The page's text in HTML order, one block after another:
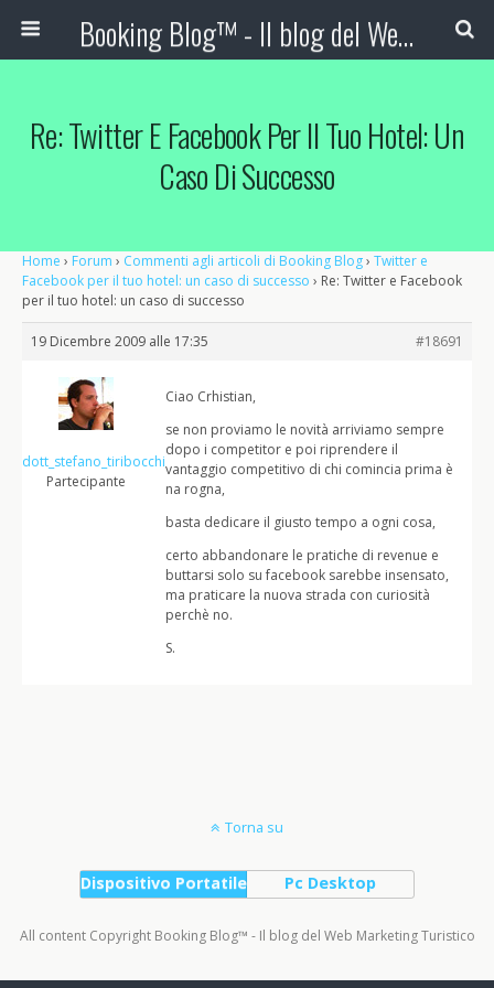
Booking Blog™ - Il blog del Web Marketing Turistico
Re: Twitter E Facebook Per Il Tuo Hotel: Un
Caso Di Successo
Home › Forum › Commenti agli articoli di Booking Blog› Twitter e
Facebook per il tuo hotel: un caso di successo › Re: Twitter e Facebook
per il tuo hotel: un caso di successo
19 Dicembre 2009 alle 17:35 #18691
dott_stefano_tiribocchi
Partecipante
Ciao Crhistian,
se non proviamo le novità arriviamo sempre
dopo i competitor e poi riprendere il
vantaggio competitivo di chi comincia prima è
na rogna,
basta dedicare il giusto tempo a ogni cosa,
certo abbandonare le pratiche di revenue e
buttarsi solo su facebook sarebbe insensato,
ma praticare la nuova strada con curiosità
perchè no.
S.
Torna su
Dispositivo Portatile Pc Desktop
All content Copyright Booking Blog™ - Il blog del Web Marketing Turistico